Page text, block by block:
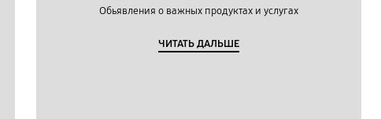
Обьявления о важных продуктах и услугах
ЧИТАТЬ ДАЛЬШЕ